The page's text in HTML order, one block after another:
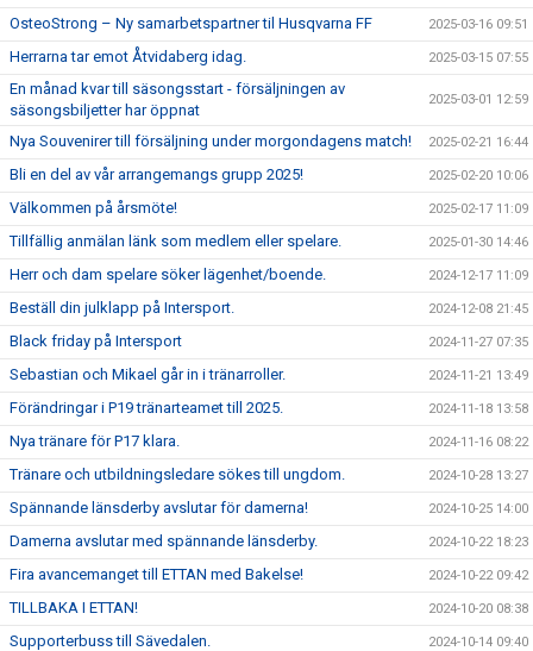
OsteoStrong – Ny samarbetspartner til Husqvarna FF 2025-03-16 09:51
Herrarna tar emot Åtvidaberg idag. 2025-03-15 07:55
En månad kvar till säsongsstart - försäljningen av
säsongsbiljetter har öppnat
2025-03-01 12:59
Nya Souvenirer till försäljning under morgondagens match! 2025-02-21 16:44
Bli en del av vår arrangemangs grupp 2025! 2025-02-20 10:06
Välkommen på årsmöte! 2025-02-17 11:09
Tillfällig anmälan länk som medlem eller spelare. 2025-01-30 14:46
Herr och dam spelare söker lägenhet/boende. 2024-12-17 11:09
Beställ din julklapp på Intersport. 2024-12-08 21:45
Black friday på Intersport 2024-11-27 07:35
Sebastian och Mikael går in i tränarroller. 2024-11-21 13:49
Förändringar i P19 tränarteamet till 2025. 2024-11-18 13:58
Nya tränare för P17 klara. 2024-11-16 08:22
Tränare och utbildningsledare sökes till ungdom. 2024-10-28 13:27
Spännande länsderby avslutar för damerna! 2024-10-25 14:00
Damerna avslutar med spännande länsderby. 2024-10-22 18:23
Fira avancemanget till ETTAN med Bakelse! 2024-10-22 09:42
TILLBAKA I ETTAN! 2024-10-20 08:38
Supporterbuss till Sävedalen. 2024-10-14 09:40